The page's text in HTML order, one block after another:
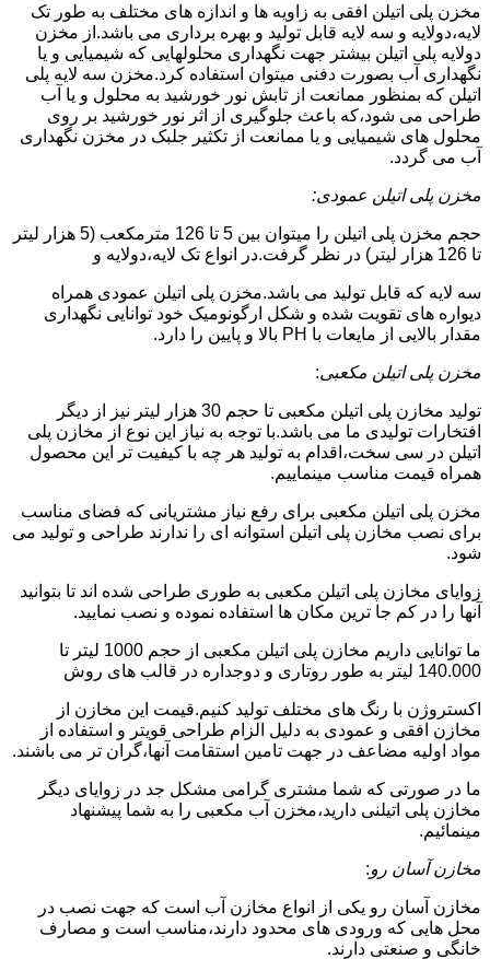
مخزن پلی اتیلن افقی به زاویه ها و اندازه های مختلف به طور تک
لایه،دولایه و سه لایه قابل تولید و بهره برداری می باشد.از مخزن
دولایه پلی اتیلن بیشتر جهت نگهداری محلولهایی که شیمیایی و یا
نگهداری آب بصورت دفنی میتوان استفاده کرد.مخزن سه لایه پلی
اتیلن که بمنظور ممانعت از تابش نور خورشید به محلول و یا آب
طراحی می شود،که باعث جلوگیری از اثر نور خورشید بر روی
محلول های شیمیایی و یا ممانعت از تکثیر جلبک در مخزن نگهداری
آب می گردد.
مخزن پلی اتیلن عمودی:
حجم مخزن پلی اتیلن را میتوان بین 5 تا 126 مترمکعب (5 هزار لیتر
تا 126 هزار لیتر) در نظر گرفت.در انواع تک لایه،دولایه و
سه لایه که قابل تولید می باشد.مخزن پلی اتیلن عمودی همراه
دیواره های تقویت شده و شکل ارگونومیک خود توانایی نگهداری
مقدار بالایی از مایعات با PH بالا و پایین را دارد.
مخزن پلی اتیلن مکعبی:
تولید مخازن پلی اتیلن مکعبی تا حجم 30 هزار لیتر نیز از دیگر
افتخارات تولیدی ما می باشد.با توجه به نیاز این نوع از مخازن پلی
اتیلن در سی سخت،اقدام به تولید هر چه با کیفیت تر این محصول
همراه قیمت مناسب مینماییم.
مخزن پلی اتیلن مکعبی برای رفع نیاز مشتریانی که فضای مناسب
برای نصب مخازن پلی اتیلن استوانه ای را ندارند طراحی و تولید می
شود.
زوایای مخازن پلی اتیلن مکعبی به طوری طراحی شده اند تا بتوانید
آنها را در کم جا ترین مکان ها استفاده نموده و نصب نمایید.
ما توانایی داریم مخازن پلی اتیلن مکعبی از حجم 1000 لیتر تا
140.000 لیتر به طور روتاری و دوجداره در قالب های روش
اکستروژن با رنگ های مختلف تولید کنیم.قیمت این مخازن از
مخازن افقی و عمودی به دلیل الزام طراحی قویتر و استفاده از
مواد اولیه مضاعف در جهت تامین استقامت آنها،گران تر می باشند.
ما در صورتی که شما مشتری گرامی مشکل جد در زوایای دیگر
مخازن پلی اتیلنی دارید،مخزن آب مکعبی را به شما پیشنهاد
مینمائیم.
مخازن آسان رو:
مخازن آسان رو یکی از انواع مخازن آب است که جهت نصب در
محل هایی که ورودی های محدود دارند،مناسب است و مصارف
خانگی و صنعتی دارند.